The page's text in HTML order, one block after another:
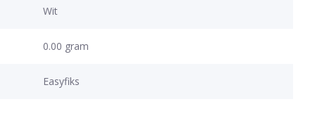
Wit
0.00 gram
Easyfiks